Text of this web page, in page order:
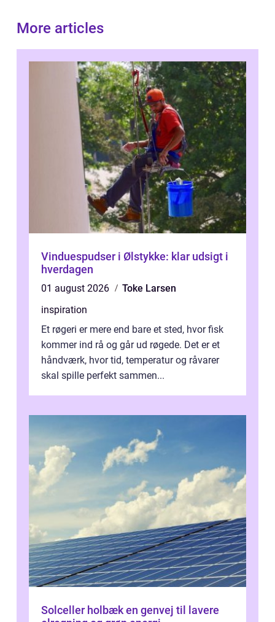
More articles
Vinduespudser i Ølstykke: klar udsigt i
hverdagen
01 august 2026
Toke Larsen
inspiration
Et røgeri er mere end bare et sted, hvor fisk
kommer ind rå og går ud røgede. Det er et
håndværk, hvor tid, temperatur og råvarer
skal spille perfekt sammen...
Solceller holbæk en genvej til lavere